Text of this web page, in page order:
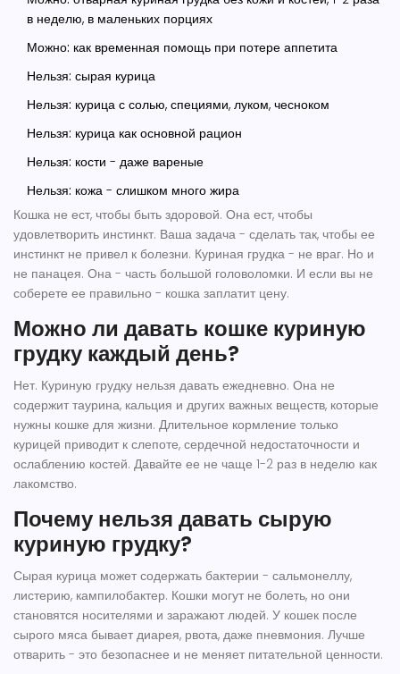
в неделю, в маленьких порциях
Можно: как временная помощь при потере аппетита
Нельзя: сырая курица
Нельзя: курица с солью, специями, луком, чесноком
Нельзя: курица как основной рацион
Нельзя: кости - даже вареные
Нельзя: кожа - слишком много жира
Кошка не ест, чтобы быть здоровой. Она ест, чтобы
удовлетворить инстинкт. Ваша задача - сделать так, чтобы ее
инстинкт не привел к болезни. Куриная грудка - не враг. Но и
не панацея. Она - часть большой головоломки. И если вы не
соберете ее правильно - кошка заплатит цену.
Можно ли давать кошке куриную
грудку каждый день?
Нет. Куриную грудку нельзя давать ежедневно. Она не
содержит таурина, кальция и других важных веществ, которые
нужны кошке для жизни. Длительное кормление только
курицей приводит к слепоте, сердечной недостаточности и
ослаблению костей. Давайте ее не чаще 1-2 раз в неделю как
лакомство.
Почему нельзя давать сырую
куриную грудку?
Сырая курица может содержать бактерии - сальмонеллу,
листерию, кампилобактер. Кошки могут не болеть, но они
становятся носителями и заражают людей. У кошек после
сырого мяса бывает диарея, рвота, даже пневмония. Лучше
отварить - это безопаснее и не меняет питательной ценности.